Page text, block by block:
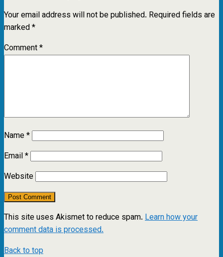
Your email address will not be published. Required fields are
marked*
Comment*
Name*
Email*
Website
This site uses Akismet to reduce spam. Learn how your
comment data is processed.
Back to top